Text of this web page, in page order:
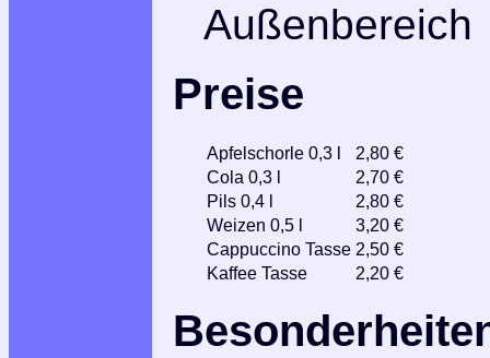
Außenbereich
Preise
Apfelschorle 0,3 l
2,80 €
Cola 0,3 l
2,70 €
Pils 0,4 l
2,80 €
Weizen 0,5 l
3,20 €
Cappuccino Tasse 2,50 €
Kaffee Tasse
2,20 €